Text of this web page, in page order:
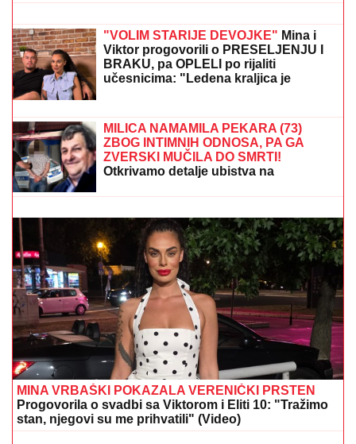
AERODROMULeti iz Malage za
Beograd: Kačket na glavi, atlet majica i
naočare (FOTO)
BRAKU, pa OPLELI po rijaliti
učesnicima: "Ledena kraljica je
opelješila deda Daneta (VIDEO)
Atomska bomba sa TV Prva! Srbe budi zakopčana do
grla - Kad se skine, oblinama tera u crveno
MILICA NAMAMILA PEKARA (73)
ZBOG INTIMNIH ODNOSA, PA GA
ZVERSKI MUČILA DO SMRTI!
Otkrivamo detalje ubistva na
Karaburmi koji LEDE KRV: Izdahnuo u